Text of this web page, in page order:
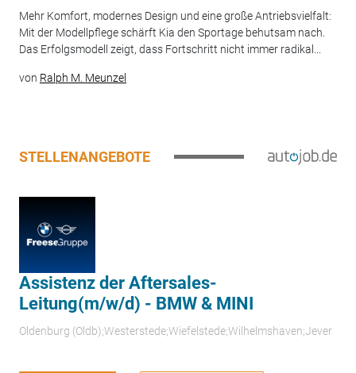
Mehr Komfort, modernes Design und eine große Antriebsvielfalt:
Mit der Modellpflege schärft Kia den Sportage behutsam nach.
Das Erfolgsmodell zeigt, dass Fortschritt nicht immer radikal...
von Ralph M. Meunzel
STELLENANGEBOTE
Assistenz der Aftersales-
Leitung(m/w/d) - BMW & MINI
Oldenburg (Oldb);Westerstede;Wiefelstede;Wilhelmshaven;Jever